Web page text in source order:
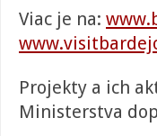
Viac je na:
Projekty a ich
Ministerstva